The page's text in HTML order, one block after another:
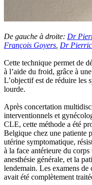
De gauche à droite: Dr
François Goyers, Dr
Cette technique permet de
à l’aide du froid, grâce à
L’objectif est de réduire les
lourde.
Après concertation
interventionnels et
CLE, cette méthode a été
Belgique chez une patiente
utérine symptomatique,
à la face antérieure du
anesthésie générale, et la
lendemain. Les examens
avait été complètement